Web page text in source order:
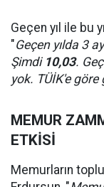
Geçen yıl ile bu
"Geçen yılda 3
Şimdi 10,03.
yok. TÜİK'e göre
MEMUR
ETKİSİ
Memurların